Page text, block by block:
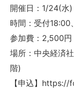
開催日：1/24(水)
時間：受付18:00
参加費：2,500円
場所：中央経済
階)
【申込】